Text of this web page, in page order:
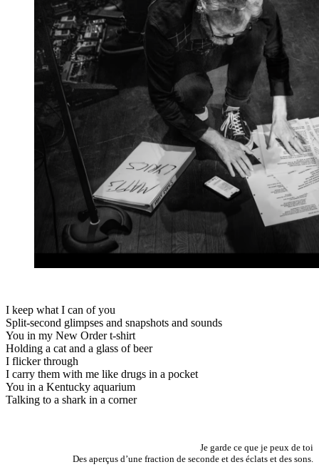
I keep what I can of you
Split-second glimpses and snapshots and sounds
You in my New Order t-shirt
Holding a cat and a glass of beer
I flicker through
I carry them with me like drugs in a pocket
You in a Kentucky aquarium
Talking to a shark in a corner
Je garde ce que je peux de toi
Des aperçus d’une fraction de seconde et des éclats et des sons.